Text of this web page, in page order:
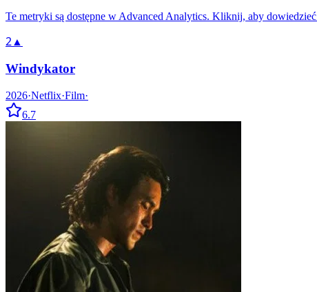
Te metryki są dostępne w Advanced Analytics. Kliknij, aby
2 ▲
Windykator
2026·Netflix·Film·
6.7